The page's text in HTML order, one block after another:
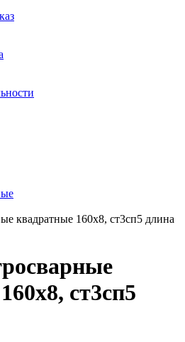
квадратные 160x8, ст3сп5 длина
ст3сп5